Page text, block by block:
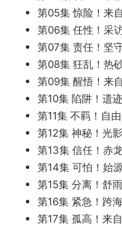
第05集 惊险！来
第06集 任性！采
第07集 责任！坚
第08集 狂乱！热
第09集 醒悟！来
第10集 陷阱！遗
第11集 不羁！自
第12集 神秘！光
第13集 信任！赤
第14集 可怕！始
第15集 分离！舒
第16集 紧急！跨
第17集 孤高！来